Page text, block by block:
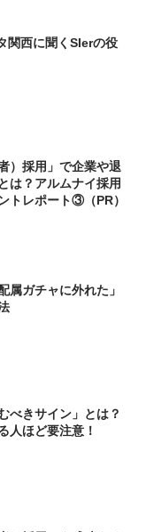
関西に聞くSIerの役
）採用」で企業や退
は？アルムナイ採用
トレポート③（PR）
属ガチャに外れた」
べきサイン」とは？
人ほど要注意！